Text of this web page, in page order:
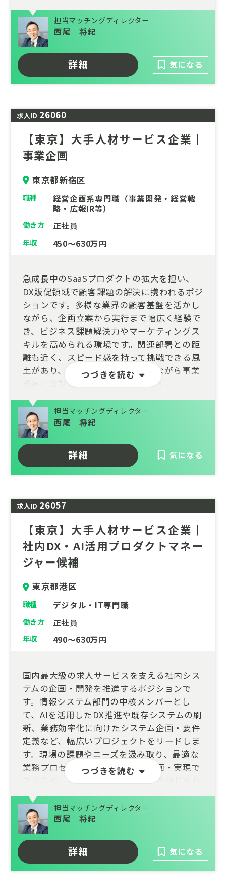
担当マッチングディレクター
西尾 将紀
詳細 気になる
求人ID 26060
【東京】大手人材サービス企業｜
事業企画
東京都新宿区
職種
経営企画系専門職（事業開発・経営戦
略・広報IR等）
働き方 正社員
年収 450～630万円
つづきを読む
急成長中のSaaSプロダクトの拡大を担い、
DX販促領域で顧客課題の解決に携われるポジ
ションです。多様な業界の顧客基盤を活かし
ながら、企画立案から実行まで幅広く経験で
き、ビジネス課題解決力やマーケティングス
キルを高められる環境です。関連部署との距
離も近く、スピード感を持って挑戦できる風
土があり、自らアイデアを発信しながら事業
成長に貢献したい方におすすめです。
担当マッチングディレクター
西尾 将紀
詳細 気になる
求人ID 26057
【東京】大手人材サービス企業｜
社内DX・AI活用プロダクトマネー
ジャー候補
東京都港区
職種 デジタル・IT専門職
働き方 正社員
年収 490～630万円
つづきを読む
国内最大級の求人サービスを支える社内シス
テムの企画・開発を推進するポジションで
す。情報システム部門の中核メンバーとし
て、AIを活用したDX推進や既存システムの刷
新、業務効率化に向けたシステム企画・要件
定義など、幅広いプロジェクトをリードしま
す。現場の課題やニーズを汲み取り、最適な
業務プロセスやシステムを自ら企画・実現で
きるため、大きな裁量とやりがいを感じられ
る環境です。
担当マッチングディレクター
西尾 将紀
詳細 気になる